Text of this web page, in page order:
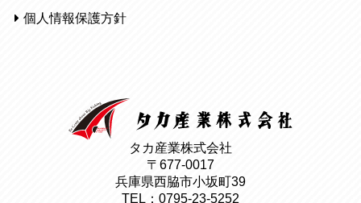
個人情報保護方針
タカ産業株式会社
〒677-0017
兵庫県西脇市小坂町39
TEL：0795-23-5252